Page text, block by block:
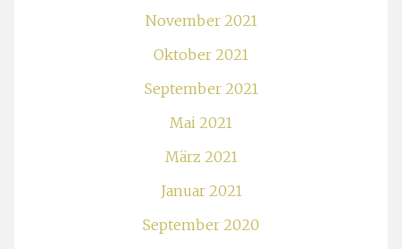
November 2021
Oktober 2021
September 2021
Mai 2021
März 2021
Januar 2021
September 2020